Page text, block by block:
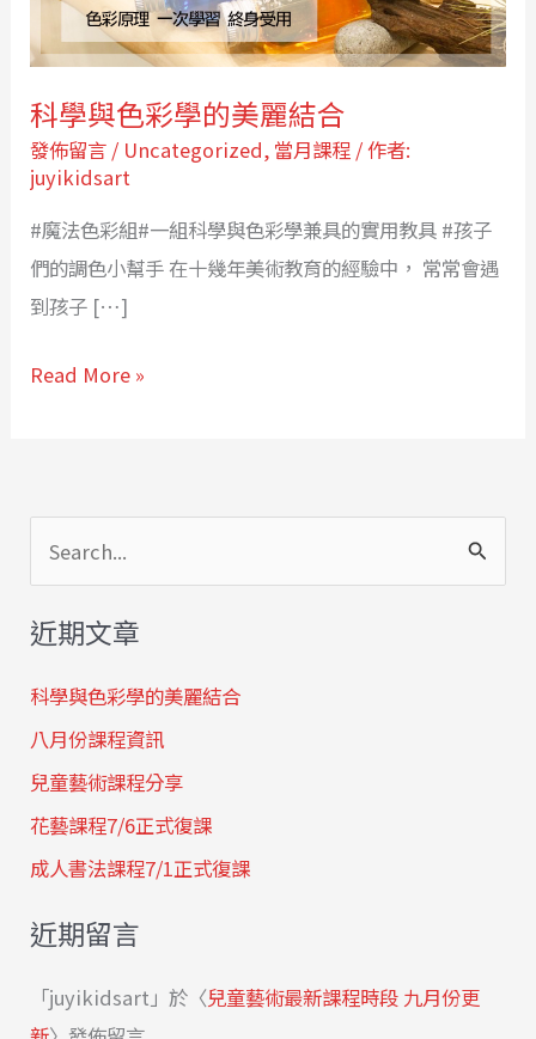
科學與色彩學的美麗結合
發佈留言 / Uncategorized, 當月課程 / 作者:
juyikidsart
#魔法色彩組#一組科學與色彩學兼具的實用教具 #孩子
們的調色小幫手 在十幾年美術教育的經驗中， 常常會遇
到孩子 […]
麗
合
Read More »
尋
關
字
:
近期文章
科學與色彩學的美麗結合
八月份課程資訊
兒童藝術課程分享
花藝課程7/6正式復課
成人書法課程7/1正式復課
近期留言
「juyikidsart 」於〈兒童藝術最新課程時段 九月份更